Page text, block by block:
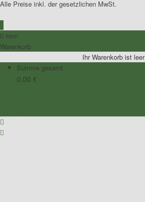
Alle Preise inkl. der gesetzlichen MwSt.
0 item
Warenkorb
Ihr Warenkorb ist leer
Summe gesamt
0,00 €